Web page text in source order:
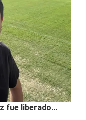
fue liberado...